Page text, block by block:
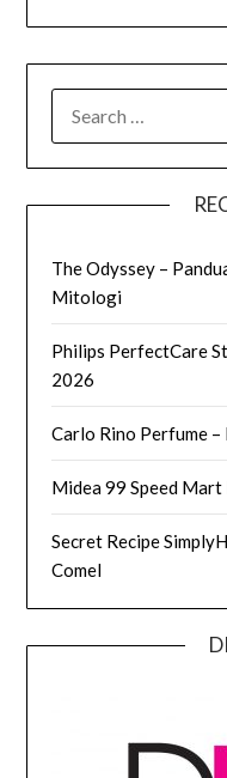
FOR:
The Odyssey –
Mitologi
Philips PerfectCare
2026
Carlo Rino Perfume
Midea 99 Speed
Secret Recipe
Comel